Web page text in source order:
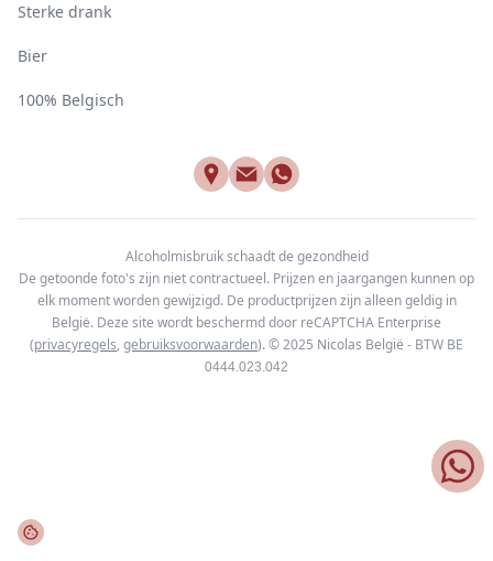
Sterke drank
Bier
100% Belgisch
Alcoholmisbruik schaadt de gezondheid
De getoonde foto's zijn niet contractueel. Prijzen en jaargangen kunnen op
elk moment worden gewijzigd. De productprijzen zijn alleen geldig in
België. Deze site wordt beschermd door reCAPTCHA Enterprise
(privacyregels, gebruiksvoorwaarden). © 2025 Nicolas België - BTW BE
0444.023.042